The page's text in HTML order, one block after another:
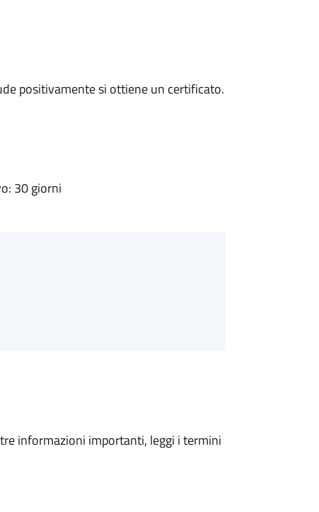
positivamente si ottiene un certificato.
30 giorni
informazioni importanti, leggi i termini